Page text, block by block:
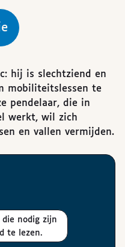
hij is slechtziend en
mobiliteitslessen te
pendelaar, die in
werkt, wil zich
en vallen vermijden.
te lezen.